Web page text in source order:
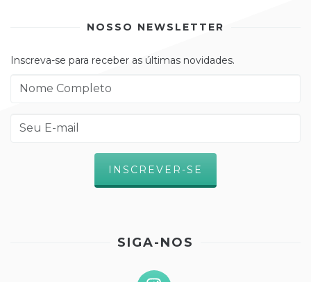
NOSSO NEWSLETTER
Inscreva-se para receber as últimas novidades.
SIGA-NOS